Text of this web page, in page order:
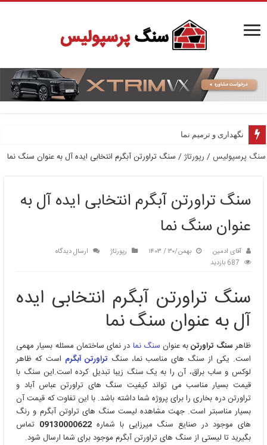
نگهداری و ترمیم نما
سنگ پرسپولیس/ رپورتاژ/ سنگ تراورتن آبگرم انتخابی ایده آل به عنوان سنگ نما
سنگ تراورتن آبگرم انتخابی ایده آل به
عنوان سنگ نما
آقای ادمین بهمن/۳۰ / ۱۴۰۳ رپورتاژ
ارسال دیدگاه
687 بازدید
سنگ تراورتن آبگرم انتخابی ایده
آل به عنوان سنگ نما
ظاهر سنگ تراورتنبه عنوان سنگ نما در نمای ساختمان مسئله بسیار مهمی
است. یکی از سنگ های مناسب نما، سنگ تراورتن آبگرم است که ظاهر
لوکس و ساب براق، آن را به یک سنگ زیبا تبدیل کرده است.این سنگ با
قیمت بسیار مناسب می تواند کیفیت سنگ های تراورتن عباس آباد و
تراورتن دره بخاری را برای پروژه شما داشته باشد. با این تفاوت که قیمت آن
بسیار مناسبتر است. جهت مشاهده لیست سنگ های تراوتن آبگرم و رنگ
های موجود در صنایع سنگ میرزایی با شماره 09130000622 تماس
بگیرید تا لیستی از سنگ های تراورتن آبگرم موجود برای شما ارسال شود.